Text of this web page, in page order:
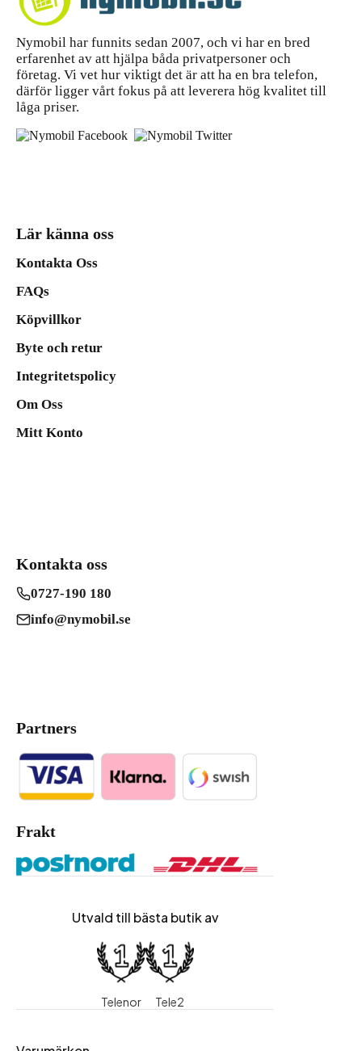
Nymobil har funnits sedan 2007, och vi har en bred
erfarenhet av att hjälpa båda privatpersoner och
företag. Vi vet hur viktigt det är att ha en bra telefon,
därför ligger vårt fokus på att leverera hög kvalitet till
låga priser.
Lär känna oss
Kontakta Oss
FAQs
Köpvillkor
Byte och retur
Integritetspolicy
Om Oss
Mitt Konto
Kontakta oss
0727-190 180
info@nymobil.se
Partners
Frakt
Utvald till bästa butik av
Telenor Tele2